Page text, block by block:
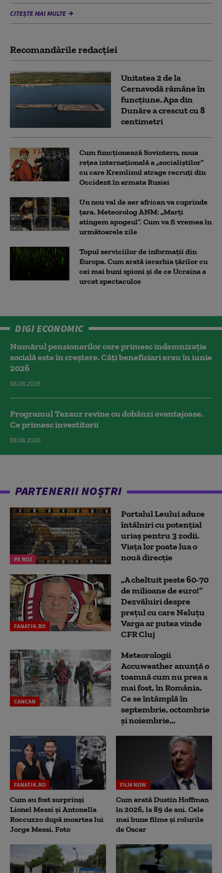
CITEȘTE MAI MULTE
Recomandările redacţiei
Unitatea 2 de la
Cernavodă rămâne în
funcțiune. Apa din
Dunăre a crescut cu 8
centimetri
Cum funcționează Sovintern, noua
rețea internațională a „socialiștilor”
cu care Kremlinul atrage recruți din
Occident în armata Rusiei
Un nou val de aer african va cuprinde
țara. Meteorolog ANM: „Marți
atingem apogeul”. Cum va fi vremea în
următoarele zile
Topul serviciilor de informații din
Europa. Cum arată ierarhia țărilor cu
cei mai buni spioni și de ce Ucraina a
urcat spectaculos
DIGI ECONOMIC
Numărul pensionarilor care primesc indemnizaţie
socială este în creștere. Câți beneficiari erau în iunie
2026
08.08.2026
Programul Tezaur revine cu dobânzi avantajoase.
Ce primesc investitorii
08.08.2026
PARTENERII NOȘTRI
PE ROZ
Portalul Leului aduce
întâlniri cu potențial
uriaș pentru 3 zodii.
Viața lor poate lua o
nouă direcție
FANATIK.RO
„A cheltuit peste 60-70
de milioane de euro!”
Dezvăluiri despre
prețul cu care Neluțu
Varga ar putea vinde
CFR Cluj
CANCAN
Meteorologii
Accuweather anunță o
toamnă cum nu prea a
mai fost, în România.
Ce se întâmplă în
septembrie, octombrie
și noiembrie...
FANATIK.RO
Cum au fost surprinși
Lionel Messi și Antonella
Roccuzzo după moartea lui
Jorge Messi. Foto
FILM NOW
Cum arată Dustin Hoffman
în 2026, la 89 de ani. Cele
mai bune filme și rolurile
de Oscar